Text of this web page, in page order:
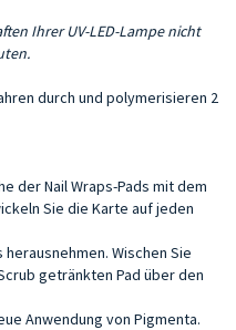
Ihrer UV-LED-Lampe nicht
durch und polymerisieren 2
der Nail Wraps-Pads mit dem
Sie die Karte auf jeden
Wischen Sie
getränkten Pad über den
Anwendung von Pigmenta.